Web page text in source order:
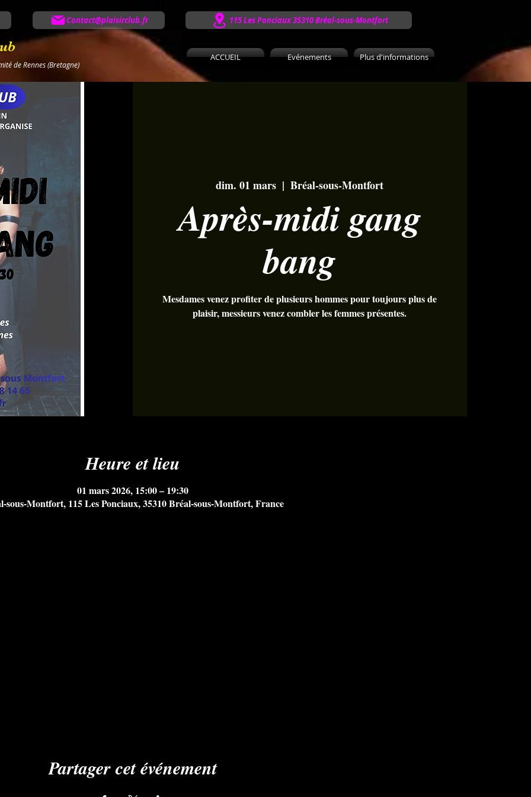
de Rennes (Bretagne)
ACCUEIL Evénements Plus d'informations
Contact@plaisirclub.fr 115 Les Ponciaux 35310 Bréal-sous-Montfort
dim. 01 mars
  |
Bréal-sous-Montfort
Après-midi gang
bang
Mesdames venez profiter de plusieurs hommes pour toujours plus de
plaisir, messieurs venez combler les femmes présentes.
Heure et lieu
01 mars 2026, 15:00 – 19:30
sous-Montfort, 115 Les Ponciaux, 35310 Bréal-sous-Montfort, France
Partager cet événement